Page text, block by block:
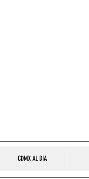
CDMX AL DIA